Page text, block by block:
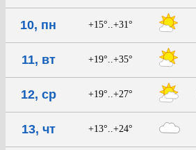
10, пн +15°..+31°
11, вт +19°..+35°
12, ср +19°..+27°
13, чт +13°..+24°